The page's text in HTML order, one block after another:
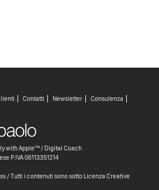
Contatti Newsletter Consulenza
withApple™ / Digital Coach
P.IVA 06113351214
/ Tutti i contenuti sono sotto Licenza Creative